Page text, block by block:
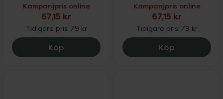
Kampanjpris online
67,15 kr
Tidigare pris: 79 kr
Köp Nicotinell Peppermint 2 mg, 67.15 kr.
Kampanjpris online
67,15 kr
Tidigare pris: 79 kr
Köp Nicotinell